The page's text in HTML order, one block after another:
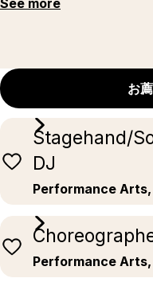
See more
お
Stagehand/
DJ
Performance Arts,
Performance Arts,